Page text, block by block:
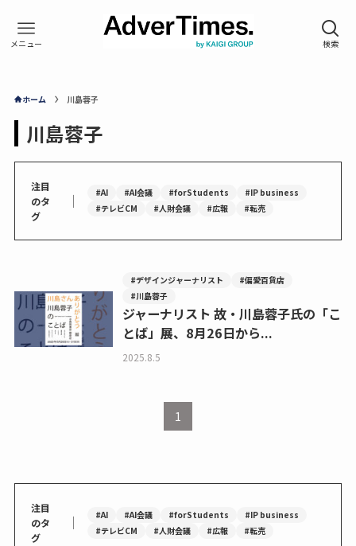
ホーム 川島蓉子
川島蓉子
注目
のタ
グ
｜ #AI #AI会議 #forStudents
#IP business
#テレビCM
#人財会議 #広報 #転売
#デザインジャーナリスト
#偏愛百貨店
#川島蓉子
ジャーナリスト 故・川島蓉子氏の「こ
とば」展、8月26日から...
2025.8.5
1
注目
のタ
グ
｜ #AI #AI会議 #forStudents
#IP business
#テレビCM
#人財会議 #広報 #転売